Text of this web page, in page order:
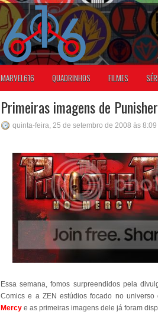
MARVEL616 QUADRINHOS FILMES
Primeiras imagens de
quinta-feira, 25 de setembro de 2008 às 8:09
Essa semana, fomos surpreendidos pela
Comics e a ZEN estúdios focado no
Mercy e as primeiras imagens dele já foram